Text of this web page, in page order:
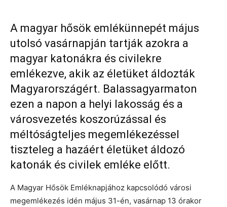
A magyar hősök emlékünnepét május
utolsó vasárnapján tartják azokra a
magyar katonákra és civilekre
emlékezve, akik az életüket áldozták
Magyarországért. Balassagyarmaton
ezen a napon a helyi lakosság és a
városvezetés koszorúzással és
méltóságteljes megemlékezéssel
tiszteleg a hazáért életüket áldozó
katonák és civilek emléke előtt.
A Magyar Hősök Emléknapjához kapcsolódó városi
megemlékezés idén május 31-én, vasárnap 13 órakor